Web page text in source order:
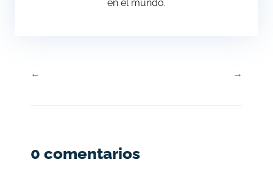
en el mundo.
← →
0 comentarios